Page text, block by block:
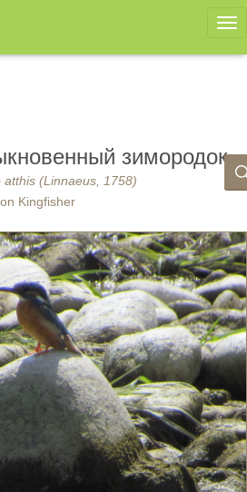
зимородок
atthis (Linnaeus, 1758)
Kingfisher